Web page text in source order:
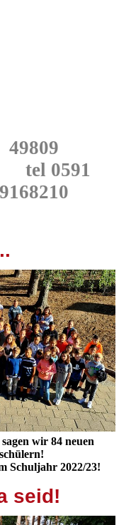
0591
wir 84 neuen
Schuljahr 2022/23!
seid!